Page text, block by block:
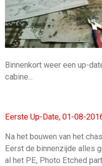
Binnenkort weer een up-
cabine...
Eerste Up-Date, 01-08-
Na het bouwen van het
Eerst de binnenzijde alles
al het PE, Photo Etched